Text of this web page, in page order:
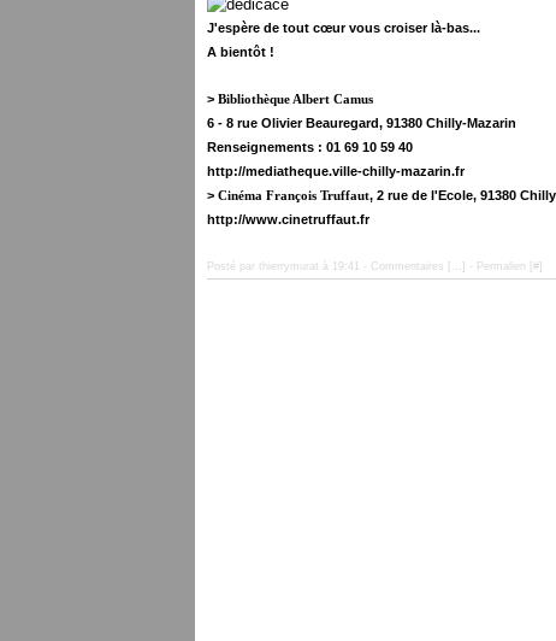
J'espère de tout cœur vous croiser là-bas...
A bientôt !
> Bibliothèque Albert Camus
6 - 8 rue Olivier Beauregard, 91380 Chilly-Mazarin
Renseignements : 01 69 10 59 40
http://mediatheque.ville-chilly-mazarin.fr
> Cinéma François Truffaut, 2 rue de l'Ecole, 91380
http://www.cinetruffaut.fr
Posté par thierrymurat à 19:41 - Commentaires [ … - Permalien [ #